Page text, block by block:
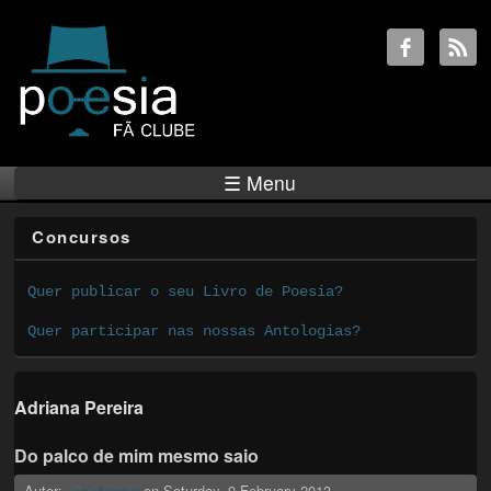
☰ Menu
Concursos
Quer publicar o seu Livro de Poesia?
Quer participar nas nossas Antologias?
Adriana Pereira
Do palco de mim mesmo saio